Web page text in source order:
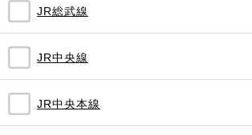
JR総武線
JR中央線
JR中央本線